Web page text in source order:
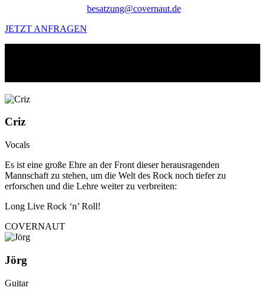
besatzung@covernaut.de
JETZT ANFRAGEN
Criz
Vocals
Es ist eine große Ehre an der Front dieser herausragenden
Mannschaft zu stehen, um die Welt des Rock noch tiefer zu
erforschen und die Lehre weiter zu verbreiten:
Long Live Rock ‘n’ Roll!
COVERNAUT
Jörg
Guitar